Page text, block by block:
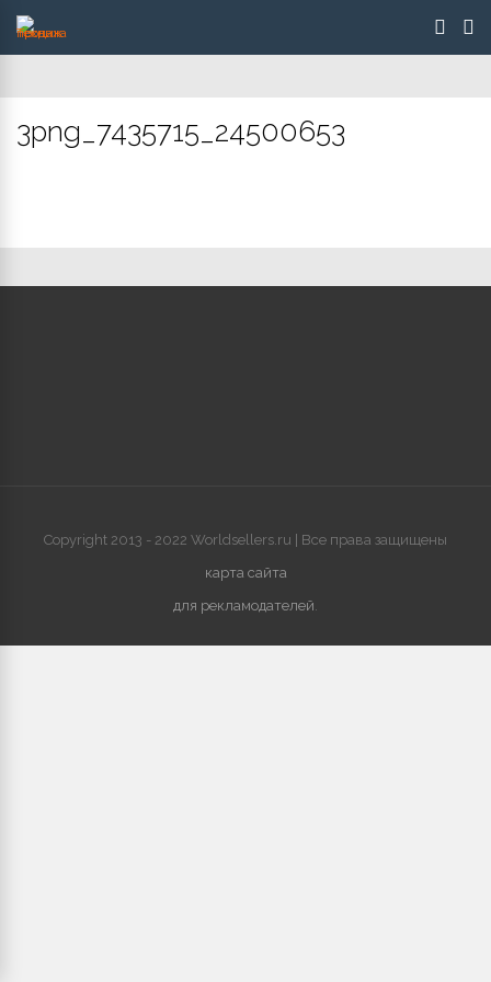
3png_7435715_24500653
Copyright 2013 - 2022 Worldsellers.ru | Все права защищены
карта сайта
для рекламодателей